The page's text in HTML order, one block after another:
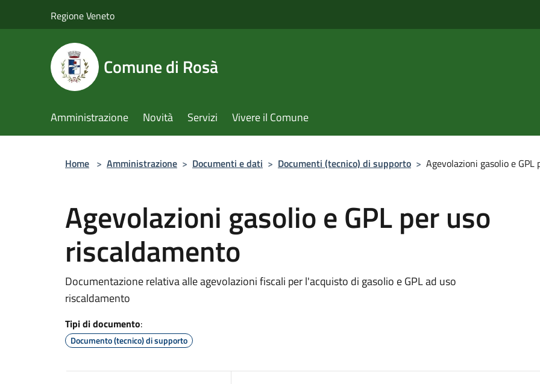
Regione Veneto
Comune di Rosà
Amministrazione Novità Servizi Vivere il Comune
Home > Amministrazione > Documenti e dati > Documenti (tecnico) di supporto > Agevolazioni gasolio e
Agevolazioni gasolio e GPL per uso
riscaldamento
Documentazione relativa alle agevolazioni fiscali per l'acquisto di gasolio e GPL ad uso
riscaldamento
Tipi di documento:
Documento (tecnico) di supporto